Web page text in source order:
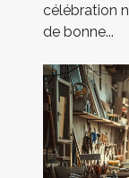
célébration
de bonne...